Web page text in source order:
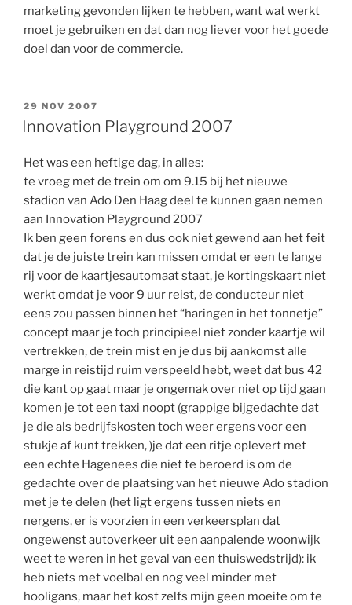
marketing gevonden lijken te hebben, want wat werkt
moet je gebruiken en dat dan nog liever voor het goede
doel dan voor de commercie.
GEPLAATST
OP
29 NOV 2007
Innovation Playground 2007
Het was een heftige dag, in alles:
te vroeg met de trein om om 9.15 bij het nieuwe
stadion van Ado Den Haag deel te kunnen gaan nemen
aan Innovation Playground 2007
Ik ben geen forens en dus ook niet gewend aan het feit
dat je de juiste trein kan missen omdat er een te lange
rij voor de kaartjesautomaat staat, je kortingskaart niet
werkt omdat je voor 9 uur reist, de conducteur niet
eens zou passen binnen het “haringen in het tonnetje”
concept maar je toch principieel niet zonder kaartje wil
vertrekken, de trein mist en je dus bij aankomst alle
marge in reistijd ruim verspeeld hebt, weet dat bus 42
die kant op gaat maar je ongemak over niet op tijd gaan
komen je tot een taxi noopt (grappige bijgedachte dat
je die als bedrijfskosten toch weer ergens voor een
stukje af kunt trekken, )je dat een ritje oplevert met
een echte Hagenees die niet te beroerd is om de
gedachte over de plaatsing van het nieuwe Ado stadion
met je te delen (het ligt ergens tussen niets en
nergens, er is voorzien in een verkeersplan dat
ongewenst autoverkeer uit een aanpalende woonwijk
weet te weren in het geval van een thuiswedstrijd): ik
heb niets met voelbal en nog veel minder met
hooligans, maar het kost zelfs mijn geen moeite om te